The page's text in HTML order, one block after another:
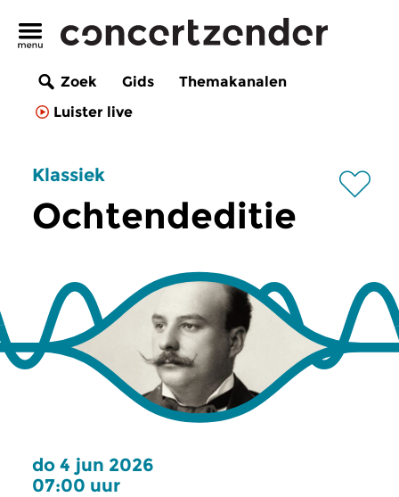
Zoek Gids
Themakanalen
Luister live
Klassiek
Ochtendeditie
do 4 jun 2026
07:00 uur